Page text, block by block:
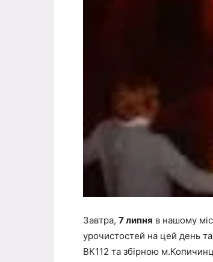
Завтра, 7 липня в нашому
урочистостей на цей день
ВК112 та збірною